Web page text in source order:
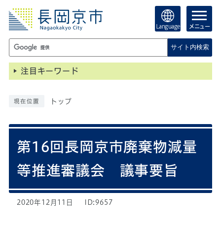
Language メニュー
サイト内検索
注目キーワード
現在位置 トップ
第16回長岡京市廃棄物減量
等推進審議会 議事要旨
2020年12月11日 ID:9657